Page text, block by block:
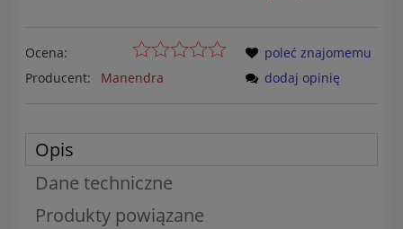
Ocena:
Producent:
Manendra
poleć znajomemu
dodaj opinię
Opis
Dane techniczne
Produkty powiązane